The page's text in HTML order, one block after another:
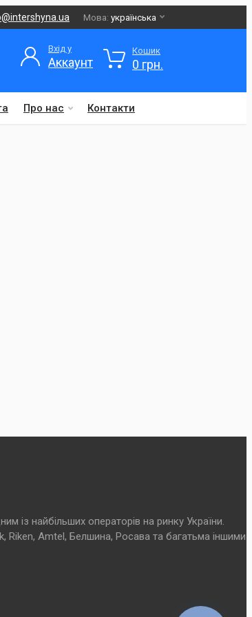
Мова: українська
Про нас Контакти
Вхід у
Аккаунт
Кошик
0 грн.
із найбільших операторів на ринку України.
Riken, Amtel, Белшина, Росава та багатьма іншими